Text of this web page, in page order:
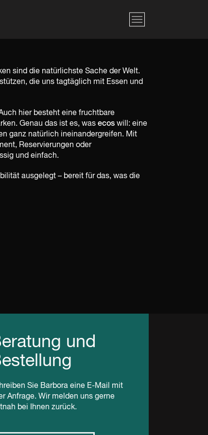
sind die natürlichste Sache der Welt.
die uns tagtäglich mit Essen und
hier besteht eine fruchtbare
Genau das ist es, was ecos will: eine
ganz natürlich ineinandergreifen. Mit
Reservierungen oder
und einfach.
ausgelegt – bereit für das, was die
und
Sie Barbora eine E-Mail mit
Anfrage. Wir melden uns gerne
bei Ihnen zurück.